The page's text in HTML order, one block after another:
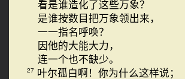
看是谁造化了这些万象？
是谁按数目把万象领出来，
一一指名呼唤？
因他的大能大力，
连一个也不缺少。
27 叶尔孤白啊！你为什么这样说；